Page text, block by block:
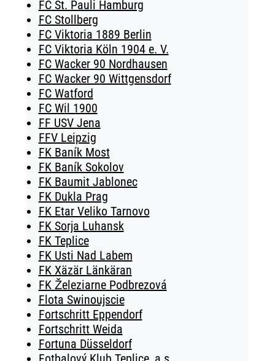
FC St. Pauli Hamburg
FC Stollberg
FC Viktoria 1889 Berlin
FC Viktoria Köln 1904 e. V.
FC Wacker 90 Nordhausen
FC Wacker 90 Wittgensdorf
FC Watford
FC Wil 1900
FF USV Jena
FFV Leipzig
FK Baník Most
FK Baník Sokolov
FK Baumit Jablonec
FK Dukla Prag
FK Etar Veliko Tarnovo
FK Sorja Luhansk
FK Teplice
FK Usti Nad Labem
FK Xäzär Länkäran
FK Železiarne Podbrezová
Flota Swinoujscie
Fortschritt Eppendorf
Fortschritt Weida
Fortuna Düsseldorf